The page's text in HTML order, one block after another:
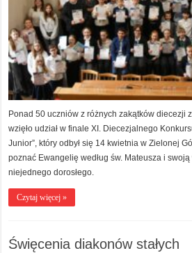
Ponad 50 uczniów z różnych zakątków diecezji
wzięło udział w finale XI. Diecezjalnego
Junior”, który odbył się 14 kwietnia w Zielonej
poznać Ewangelię według św. Mateusza i
niejednego dorosłego.
Czytaj więcej »
Święcenia diakonów stałych